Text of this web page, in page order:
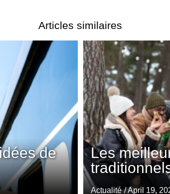
Articles similaires
Les
Actualité / April 19,
de